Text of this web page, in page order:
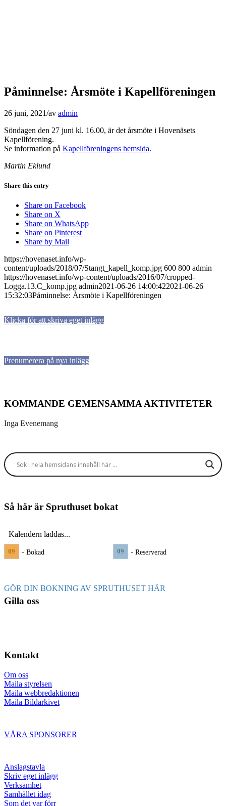
Påminnelse: Årsmöte i Kapellföreningen
26 juni, 2021/av admin
Söndagen den 27 juni kl. 16.00, är det årsmöte i Hovenäsets
Kapellförening.
Se information på Kapellföreningens hemsida.
Martin Eklund
Share this entry
Share on Facebook
Share on X
Share on WhatsApp
Share on Pinterest
Share by Mail
https://hovenaset.info/wp-
content/uploads/2018/07/Stangt_kapell_komp.jpg 600 800 admin
https://hovenaset.info/wp-content/uploads/2016/07/cropped-
Logga.13.C_komp.jpg admin2021-06-26 14:00:422021-06-26
15:32:03Påminnelse: Årsmöte i Kapellföreningen
Klicka för att skriva eget inlägg
Prenumerera på nya inlägg
KOMMANDE GEMENSAMMA AKTIVITETER
Inga Evenemang
Så här är Spruthuset bokat
Kalendern laddas...
09 - Bokad 09 - Reserverad
GÖR DIN BOKNING AV SPRUTHUSET HÄR
Gilla oss
Kontakt
Om oss
Maila styrelsen
Maila webbredaktionen
Maila Bildarkivet
VÅRA SPONSORER
Anslagstavla
Skriv eget inlägg
Verksamhet
Samhället idag
Som det var förr